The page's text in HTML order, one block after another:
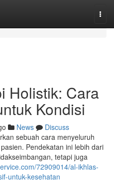
Holistik: Cara
Kondisi
News
Discuss
sebuah cara menyeluruh
Pendekatan ini lebih dari
tetapi juga
72909014/al-ikhlas-
untuk-kesehatan